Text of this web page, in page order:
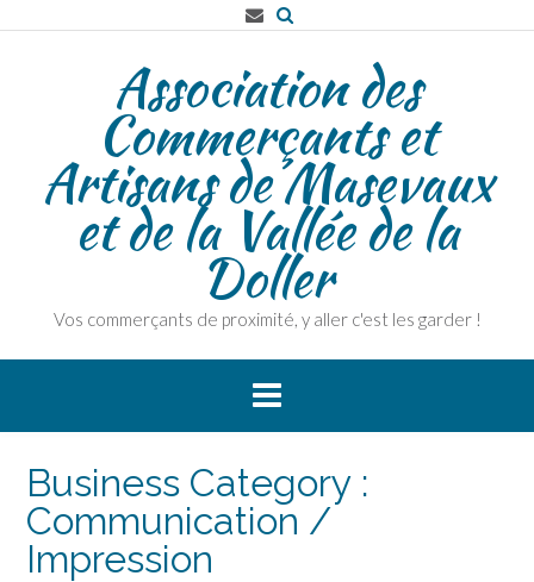
to
Association des
Commerçants et
Artisans de Masevaux
et de la Vallée de la
Doller
Vos commerçants de proximité, y aller c'est les garder !
Business Category :
Communication /
Impression